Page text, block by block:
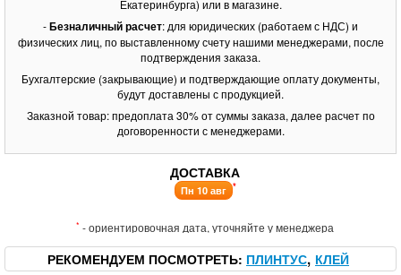
Екатеринбурга) или в магазине.
-Безналичный расчет: для юридических (работаем с НДС) и
физических лиц, по выставленному счету нашими менеджерами, после
подтверждения заказа.
Бухгалтерские (закрывающие) и подтверждающие оплату документы,
будут доставлены с продукцией.
Заказной товар: предоплата 30% от суммы заказа, далее расчет по
договоренности с менеджерами.
ДОСТАВКА
Пн 10 авг *
* - ориентировочная дата, уточняйте у менеджера
РЕКОМЕНДУЕМ ПОСМОТРЕТЬ ПЛИНТУС КЛЕЙ